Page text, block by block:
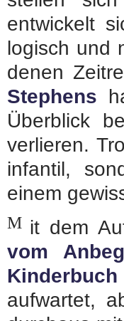
entwickelt
logisch und
denen
Stephens
Überblick
verlieren.
infantil,
einem
M it dem
vom
Kinderbuch
aufwartet,